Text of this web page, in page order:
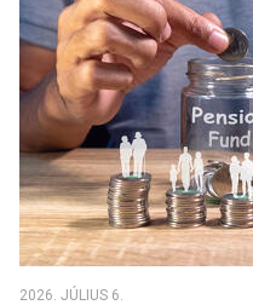
2026. JÚLIUS 6.